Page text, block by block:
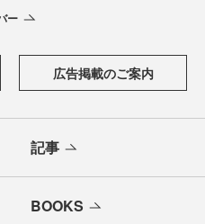
ー
広告掲載のご案内
記事
BOOKS